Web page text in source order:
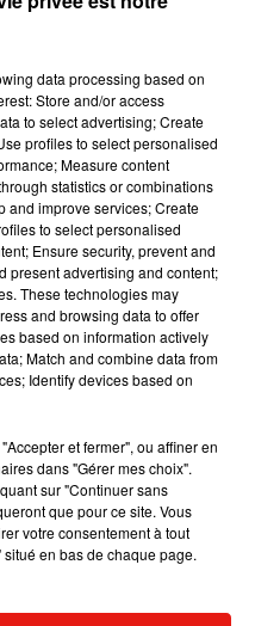
pour financer leur
de cet argent sera
cause : «Cette
décidé de soutenir
Trust, dont la
transmission du VIH
géant fait son retour
et en pleine...
data processing based on
Store and/or access
to select advertising; Create
profiles to select personalised
Measure content
statistics or combinations
and improve services; Create
to select personalised
Ensure security, prevent and
present advertising and content;
These technologies may
and browsing data to offer
based on information actively
Match and combine data from
Identify devices based on
et fermer", ou affiner en
dans "Gérer mes choix".
sur "Continuer sans
que pour ce site. Vous
votre consentement à tout
en bas de chaque page.